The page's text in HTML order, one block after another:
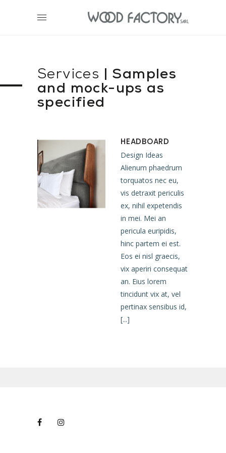
Services | Samples
and mock-ups as
specified
HEADBOARD
Design Ideas
Alienum phaedrum
torquatos nec eu,
vis detraxit periculis
ex, nihil expetendis
in mei. Mei an
pericula euripidis,
hinc partem ei est.
Eos ei nisl graecis,
vix aperiri consequat
an. Eius lorem
tincidunt vix at, vel
pertinax sensibus id,
[...]